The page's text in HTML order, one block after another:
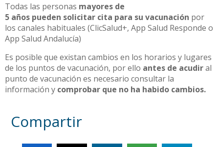
Todas las personas mayores de
5 años pueden solicitar cita para su vacunación por
los canales habituales (ClicSalud+, App Salud Responde o
App Salud Andalucía)
Es posible que existan cambios en los horarios y lugares
de los puntos de vacunación, por ello antes de acudiral
punto de vacunación es necesario consultar la
información y comprobar que no ha habido cambios.
Compartir